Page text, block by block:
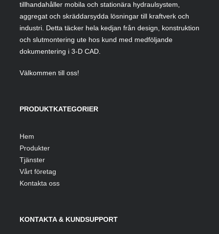
tillhandahåller mobila och stationära hydraulsystem,
aggregat och skräddarsydda lösningar till kraftverk och
industri. Detta täcker hela kedjan från design, konstruktion
och slutmontering ute hos kund med medföljande
dokumentering i 3-D CAD.
Välkommen till oss!
PRODUKTKATEGORIER
Hem
Produkter
Tjänster
Vårt företag
Kontakta oss
KONTAKTA & KUNDSUPPORT